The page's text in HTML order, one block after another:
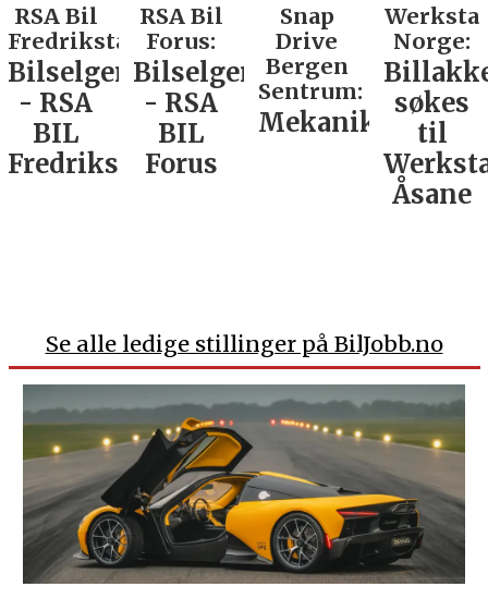
RSA Bil
Fredrikstad:
Bilselger
- RSA
BIL
Fredrikstad
RSA Bil
Forus:
Bilselger
- RSA
BIL
Forus
Snap
Drive
Bergen
Sentrum:
Mekaniker
Werksta
Norge:
søkes
til
Åsane
Se alle ledige stillinger på BilJobb.no